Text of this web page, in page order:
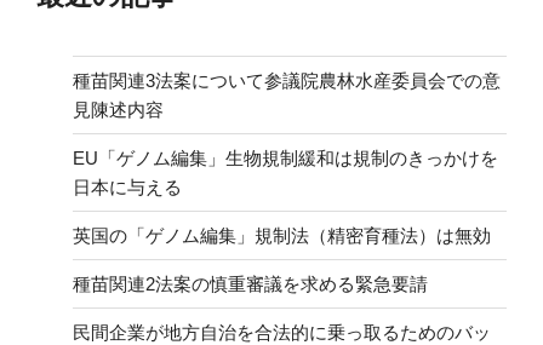
種苗関連3法案について参議院農林水産委員会での意
見陳述内容
EU「ゲノム編集」生物規制緩和は規制のきっかけを
日本に与える
英国の「ゲノム編集」規制法（精密育種法）は無効
種苗関連2法案の慎重審議を求める緊急要請
民間企業が地方自治を合法的に乗っ取るためのバッ